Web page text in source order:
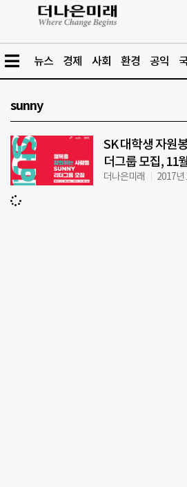
뉴스 경제 사회 환경 공익
sunny
SK 대학생 자원
더그룹 모집, 11
더나은미래 2017년